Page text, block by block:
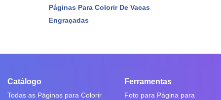
Páginas Para Colorir De Vacas
Engraçadas
Catálogo
Todas as Páginas para Colorir
Ferramentas
Foto para Página para